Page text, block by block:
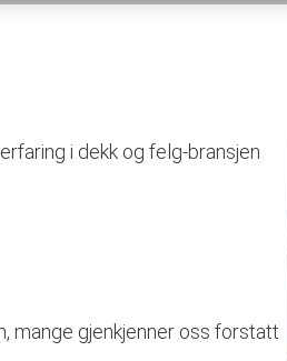
i dekk og felg-bransjen
mange gjenkjenner oss forstatt